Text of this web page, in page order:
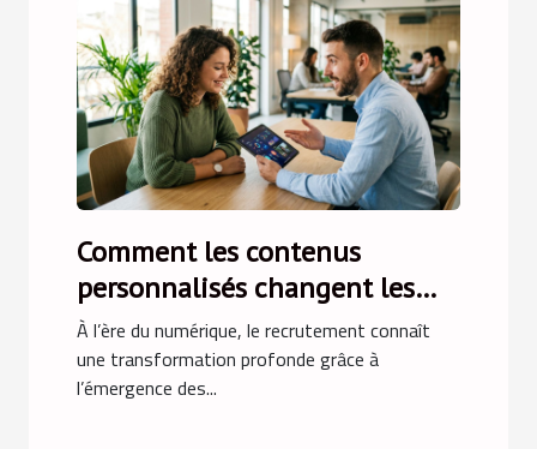
Comment les contenus
personnalisés changent les
règles du recrutement
À l’ère du numérique, le recrutement connaît
une transformation profonde grâce à
l’émergence des...